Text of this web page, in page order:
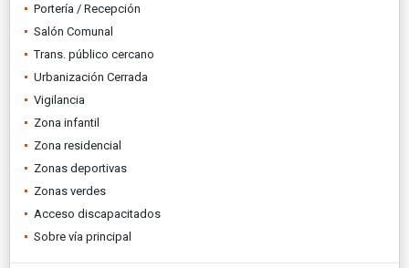
Portería / Recepción
Salón Comunal
Trans. público cercano
Urbanización Cerrada
Vigilancia
Zona infantil
Zona residencial
Zonas deportivas
Zonas verdes
Acceso discapacitados
Sobre vía principal